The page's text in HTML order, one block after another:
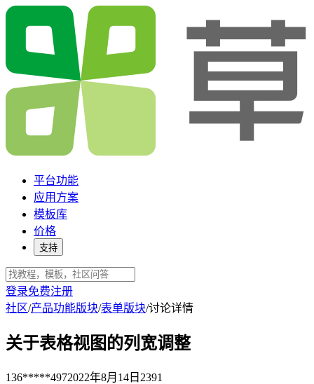
平台功能
应用方案
模板库
价格
支持
登录免费注册
社区/产品功能版块/表单版块/讨论详情
关于表格视图的列宽调整
136*****4972022年8月14日 2391